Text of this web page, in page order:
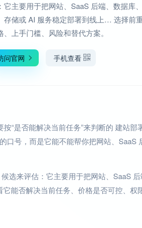
它主要用于把网站、SaaS 后端、数据库
存储或 AI 服务稳定部署到线上… 选择前
、上手门槛、风险和替代方案。
问官网 手机查看
“是否能解决当前任务”来判断的 建站
口号，而是它能不能帮你把网站、
选来评估：它主要用于把网站、SaaS
能否解决当前任务、价格是否可控、权